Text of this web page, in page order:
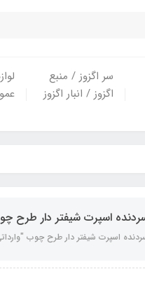
سر اگزوز / منبع
اگزوز / انبار اگزوز
اسپرت شیفتر دار طرح
اسپرت شیفتر دار طرح چوب "وارداتی